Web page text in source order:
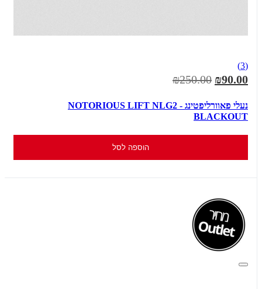
(3)
₪90.00
₪250.00
נעלי פאוורליפטינג NOTORIOUS LIFT NLG2 -
BLACKOUT
הוספה לסל